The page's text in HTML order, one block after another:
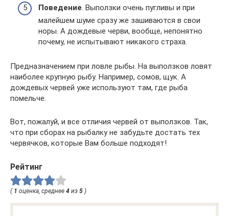
Поведение. Выползки очень пугливы и при
малейшем шуме сразу же зашиваются в свои
норы. А дождевые черви, вообще, непонятно
почему, не испытывают никакого страха.
Предназначением при ловле рыбы. На выползков ловят
наиболее крупную рыбу. Например, сомов, щук. А
дождевых червей уже используют там, где рыба
помельче.
Вот, пожалуй, и все отличия червей от выползков. Так,
что при сборах на рыбалку не забудьте достать тех
червячков, которые Вам больше подходят!
Рейтинг
( 1 оценка, среднее 4 из 5 )